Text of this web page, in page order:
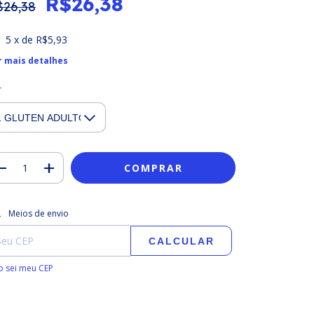
5 x de R$5,93
mais detalhes
para o CEP:
Meios de envio
CALCULAR
sei meu CEP